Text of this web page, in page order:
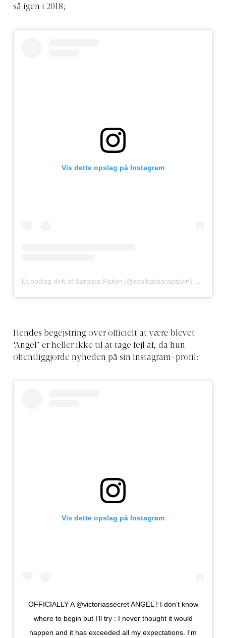
så igen i 2018;
Vis dette opslag på Instagram
Et opslag delt af Barbara Palvin (@realbarbarapalvin)
Hendes begejstring over officielt at være blevet
‘Angel’ er heller ikke til at tage fejl af, da hun
offentliggjorde nyheden på sin Instagram-profil:
Vis dette opslag på Instagram
OFFICIALLY A @victoriassecret ANGEL ! I don’t know
where to begin but I’ll try : I never thought it would
happen and it has exceeded all my expectations. I’m